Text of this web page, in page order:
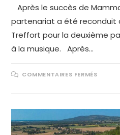
Après le succès de
partenariat a été reconduit
Treffort pour la deuxième
à la musique. Après…
COMMENTAIRES FERMÉS